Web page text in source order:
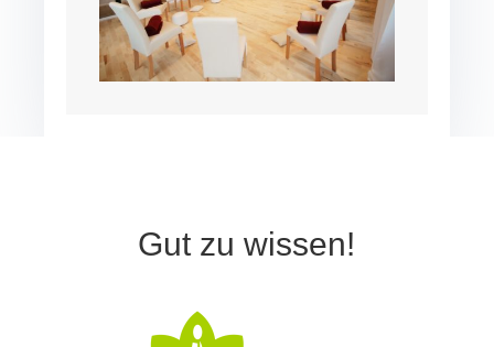
Gut zu wissen!